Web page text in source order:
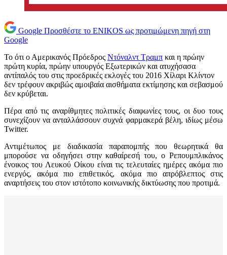
Google Προσθέστε το ENIKOS ως προτιμώμενη πηγή στη
Google
Το ότι ο Αμερικανός Πρόεδρος Ντόναλντ Τραμπ και η πρώην
πρώτη κυρία, πρώην υπουργός Εξωτερικών και ατυχήσασα
αντίπαλός του στις προεδρικές εκλογές του 2016 Χίλαρι Κλίντον
δεν τρέφουν ακριβώς αμοιβαία αισθήματα εκτίμησης και σεβασμού
δεν κρύβεται.
Πέρα από τις αναρίθμητες πολιτικές διαφωνίες τους, οι δυο τους
συνεχίζουν να ανταλλάσσουν συχνά φαρμακερά βέλη, ιδίως μέσω
Twitter.
Αντιμέτωπος με διαδικασία παραπομπής που θεωρητικά θα
μπορούσε να οδηγήσει στην καθαίρεσή του, ο Ρεπουμπλικάνος
ένοικος του Λευκού Οίκου είναι τις τελευταίες ημέρες ακόμα πιο
ενεργός, ακόμα πιο επιθετικός, ακόμα πιο απρόβλεπτος στις
αναρτήσεις του στον ιστότοπο κοινωνικής δικτύωσης που προτιμά.